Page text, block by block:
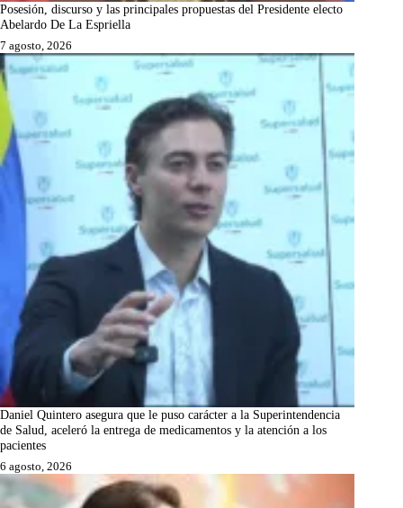
Posesión, discurso y las principales propuestas del Presidente electo
Abelardo De La Espriella
7 agosto, 2026
Daniel Quintero asegura que le puso carácter a la Superintendencia
de Salud, aceleró la entrega de medicamentos y la atención a los
pacientes
6 agosto, 2026